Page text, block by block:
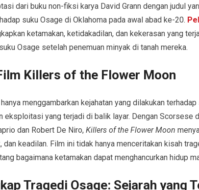
dari buku non-fiksi karya David Grann dengan judul
suku Osage di Oklahoma pada awal abad ke-20.
ketamakan, ketidakadilan, dan kekerasan yang
Osage setelah penemuan minyak di tanah mereka.
Killers of the Flower Moon
menggambarkan kejahatan yang dilakukan
eksploitasi yang terjadi di balik layar. Dengan Scorsese
dan Robert De Niro, Killers of the Flower Moon
dan keadilan. Film ini tidak hanya menceritakan kisah
bagaimana ketamakan dapat menghancurkan hidup
Tragedi Osage: Sejarah yang